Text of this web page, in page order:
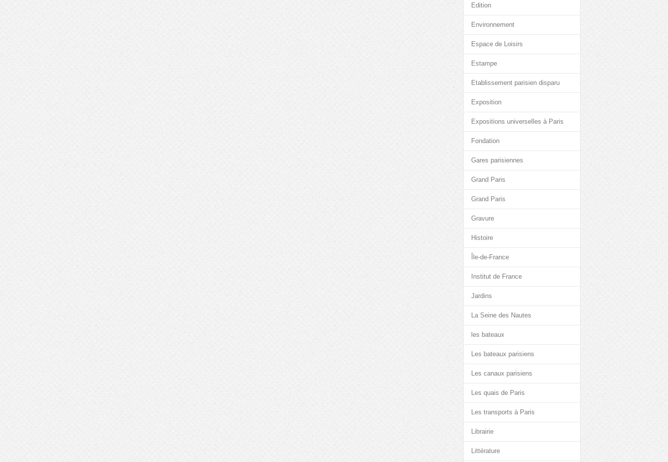
Edition
Environnement
Espace de Loisirs
Estampe
Etablissement parisien disparu
Exposition
Expositions universelles à Paris
Fondation
Gares parisiennes
Grand Paris
Grand Paris
Gravure
Histoire
Île-de-France
Institut de France
Jardins
La Seine des Nautes
les bateaux
Les bateaux parisiens
Les canaux parisiens
Les quais de Paris
Les transports à Paris
Librairie
Littérature